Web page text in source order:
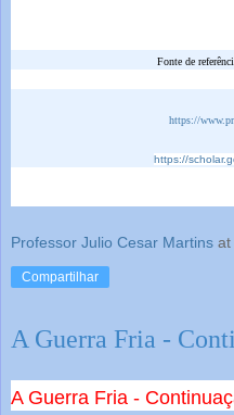
Fonte de
https://
https://
Professor Julio Cesar Martins at
Compartilhar
A Guerra Fria -
A Guerra Fria -